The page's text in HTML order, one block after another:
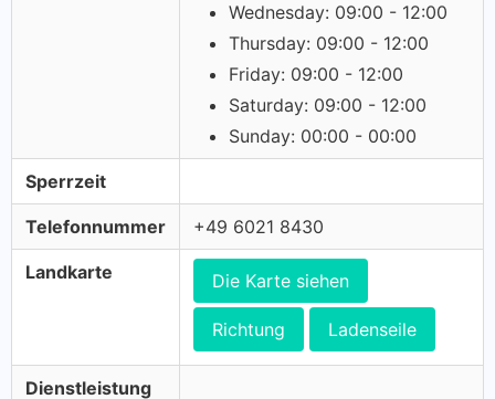
Wednesday: 09:00 - 12:00
Thursday: 09:00 - 12:00
Friday: 09:00 - 12:00
Saturday: 09:00 - 12:00
Sunday: 00:00 - 00:00
Sperrzeit
Telefonnummer +49 6021 8430
Landkarte Die Karte siehen
Richtung Ladenseile
Dienstleistung